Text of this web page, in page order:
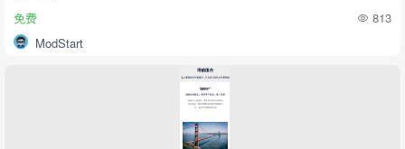
813
免费
ModStart